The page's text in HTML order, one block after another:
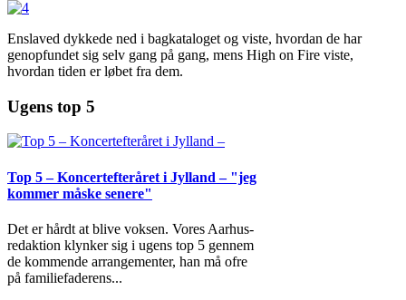
Enslaved dykkede ned i bagkataloget og viste, hvordan de har
genopfundet sig selv gang på gang, mens High on Fire viste,
hvordan tiden er løbet fra dem.
Ugens top 5
Top 5 – Koncertefteråret i Jylland – "jeg
kommer måske senere"
Det er hårdt at blive voksen. Vores Aarhus-
redaktion klynker sig i ugens top 5 gennem
de kommende arrangementer, han må ofre
på familiefaderens...